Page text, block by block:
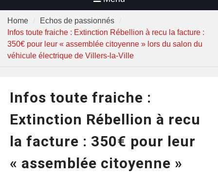
Home
Echos de passionnés
Infos toute fraiche : Extinction Rébellion à recu la facture :
350€ pour leur « assemblée citoyenne » lors du salon du
véhicule électrique de Villers-la-Ville
Infos toute fraiche :
Extinction Rébellion à recu
la facture : 350€ pour leur
« assemblée citoyenne »